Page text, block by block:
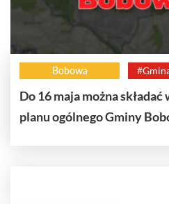
Bobowa
Do 16 maja można
planu ogólnego Gminy